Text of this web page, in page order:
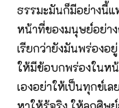
ธรรมะมันก็มีอย่างนี้
หน้าที่ของมนุษย์อย่าง
เรียกว่ายังมันพร่องอยู่
ให้มีข้อบกพร่องในหน้
เองอย่าให้เป็นทุกข์เ